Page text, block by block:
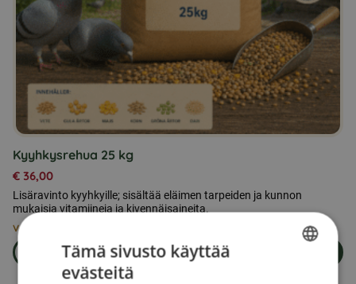
Kyyhkysrehua 25 kg
€ 36,00
Lisäravinto kyyhkyille; sisältää eläimen tarpeiden ja kunnon
mukaisia vitamiineja ja kivennäisaineita.
Vain 3 jäljellä varastossa
Lue lisää
om produkten Kyyhkysrehua 25 kg
Lisää ostoskoriin
Tämä sivusto käyttää
evästeitä